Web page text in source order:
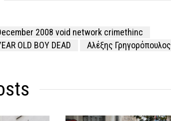
2008 void network crimethinc
OLD BOY DEAD
Αλέξης Γρηγορόπουλος